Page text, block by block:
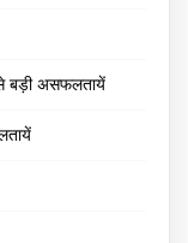
बड़ी असफलतायें